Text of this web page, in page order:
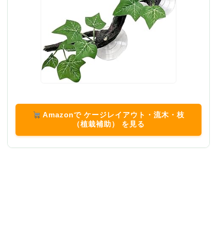
Amazonで ケージレイアウト・流木・枝
（植栽補助） を見る